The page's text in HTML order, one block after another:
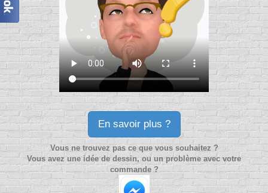
En savoir plus ?
Vous ne trouvez pas ce que vous souhaitez ?
Vous avez une idée de dessin, ou un problème avec votre
commande ?